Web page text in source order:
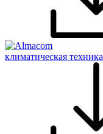
климатическая техника